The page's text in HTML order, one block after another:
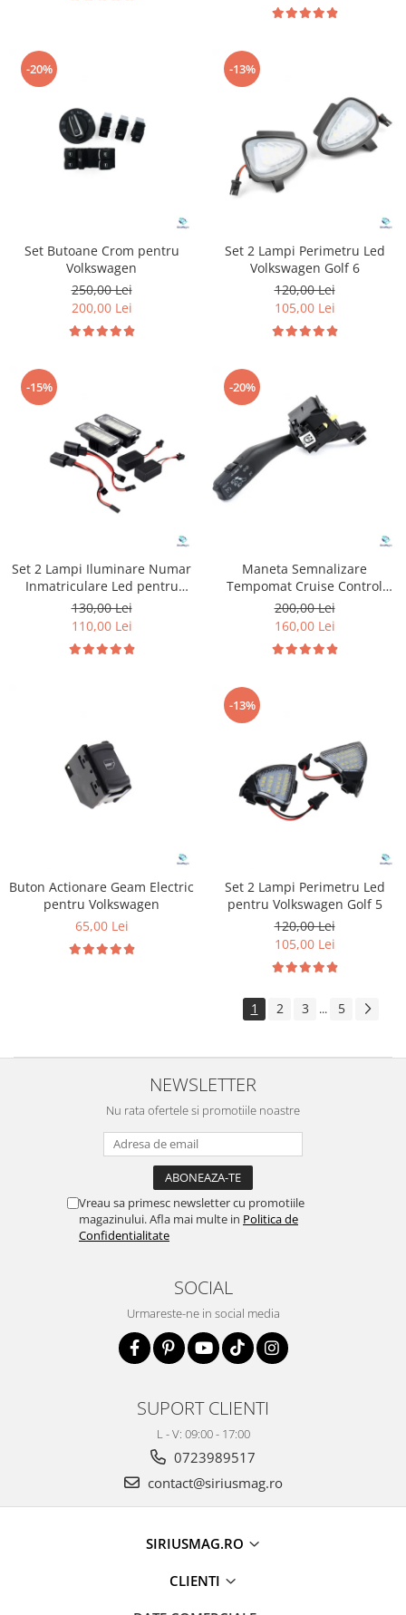
-20%
Set Butoane Crom pentru
Volkswagen
250,00 Lei
200,00 Lei
-13%
Set 2 Lampi Perimetru Led
Volkswagen Golf 6
120,00 Lei
105,00 Lei
-15%
Set 2 Lampi Iluminare Numar
Inmatriculare Led pentru
Volkswagen Golf
130,00 Lei
110,00 Lei
-20%
Maneta Semnalizare
Tempomat Cruise Control
pentru Volkswagen Seat
Skoda
200,00 Lei
160,00 Lei
Buton Actionare Geam Electric
pentru Volkswagen
65,00 Lei
-13%
Set 2 Lampi Perimetru Led
pentru Volkswagen Golf 5
120,00 Lei
105,00 Lei
1 2 3 ... 5
NEWSLETTER
Nu rata ofertele si promotiile noastre
Vreau sa primesc newsletter cu promotiile
magazinului. Afla mai multe in Politica de
Confidentialitate
SOCIAL
Urmareste-ne in social media
SUPORT CLIENTI
L - V: 09:00 - 17:00
0723989517
contact@siriusmag.ro
SIRIUSMAG.RO
CLIENTI